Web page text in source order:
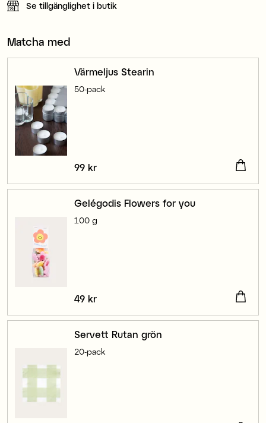
Se tillgänglighet i butik
Matcha med
Värmeljus Stearin
50-pack
Pris:99 kr
99 kr
Gelégodis Flowers for you
100 g
Pris:49 kr
49 kr
Servett Rutan grön
20-pack